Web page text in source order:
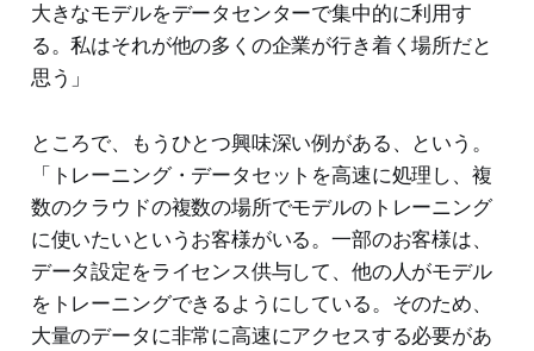
大きなモデルをデータセンターで集中的に利用す
る。私はそれが他の多くの企業が行き着く場所だと
思う」
ところで、もうひとつ興味深い例がある、という。
「トレーニング・データセットを高速に処理し、複
数のクラウドの複数の場所でモデルのトレーニング
に使いたいというお客様がいる。一部のお客様は、
データ設定をライセンス供与して、他の人がモデル
をトレーニングできるようにしている。そのため、
大量のデータに非常に高速にアクセスする必要があ